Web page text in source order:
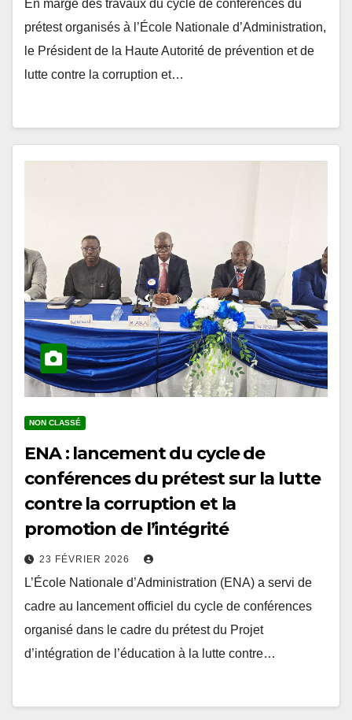
prétest organisés à l’École Nationale d’Administration,
le Président de la Haute Autorité de prévention et de
lutte contre la corruption et…
ENA : lancement du cycle de
conférences du prétest sur la lutte
contre la corruption et la
promotion de l’intégrité
L’École Nationale d’Administration (ENA) a servi de
cadre au lancement officiel du cycle de conférences
organisé dans le cadre du prétest du Projet
d’intégration de l’éducation à la lutte contre…